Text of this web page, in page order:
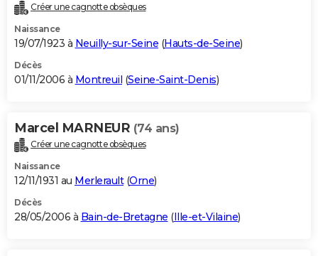
Créer une cagnotte obsèques
Naissance
19/07/1923 à Neuilly-sur-Seine (Hauts-de-Seine)
Décès
01/11/2006 à Montreuil (Seine-Saint-Denis)
Marcel MARNEUR (74 ans)
Créer une cagnotte obsèques
Naissance
12/11/1931 au Merlerault(Orne)
Décès
28/05/2006 à Bain-de-Bretagne (Ille-et-Vilaine)